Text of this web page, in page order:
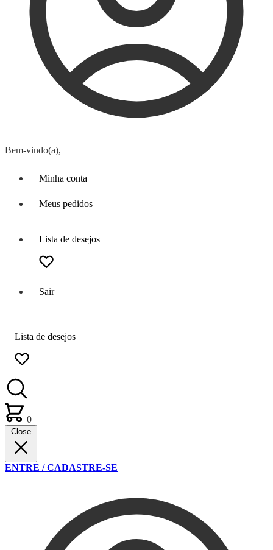
Bem-vindo(a),
Minha conta
Meus pedidos
Lista de desejos
Sair
Lista de desejos
0
Close
ENTRE / CADASTRE-SE